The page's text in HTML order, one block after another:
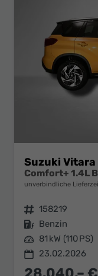
Suzuki Vitara
Comfort+ 1.4L
unverbindliche
Fahrzeugnr. 158219
Kraftstoff Benzin
Leistung 81 kW (110 PS)
23.02.2026